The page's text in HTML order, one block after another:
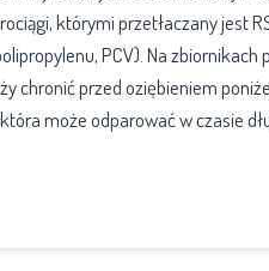
którymi przetłaczany jest
PCV). Na
przed oziębieniem
może odparować w czasie